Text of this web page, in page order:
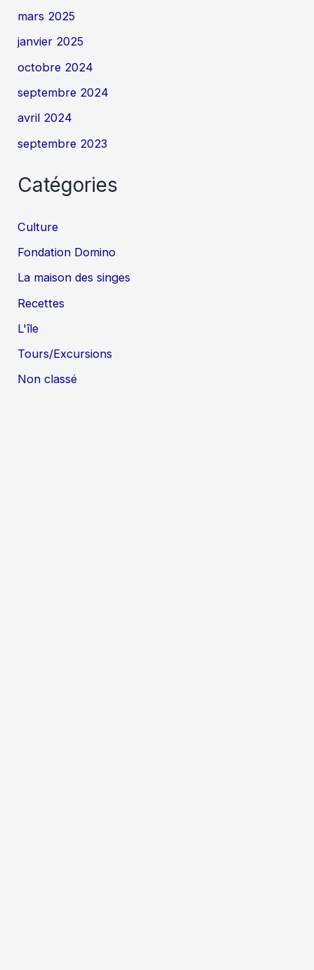
mars 2025
janvier 2025
octobre 2024
septembre 2024
avril 2024
septembre 2023
Catégories
Culture
Fondation Domino
La maison des singes
Recettes
L'île
Tours/Excursions
Non classé